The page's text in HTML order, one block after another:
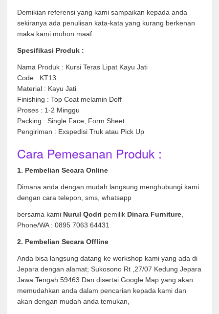
Demikian referensi yang kami sampaikan kepada anda
sekiranya ada penulisan kata-kata yang kurang berkenan
maka kami mohon maaf.
Spesifikasi Produk :
Nama Produk : Kursi Teras Lipat Kayu Jati
Code : KT13
Material : Kayu Jati
Finishing : Top Coat melamin Doff
Proses : 1-2 Minggu
Packing : Single Face, Form Sheet
Pengiriman : Exspedisi Truk atau Pick Up
Cara Pemesanan Produk :
1. Pembelian Secara Online
Dimana anda dengan mudah langsung menghubungi kami
dengan cara telepon, sms, whatsapp
bersama kami Nurul Qodri pemilik Dinara Furniture
Phone/WA : 0895 7063 64431
2. Pembelian Secara Offline
Anda bisa langsung datang ke workshop kami yang ada di
Jepara dengan alamat; Sukosono Rt ,27/07 Kedung Jepara
Jawa Tengah 59463 Dan disertai Google Map yang akan
memudahkan anda dalam pencarian kepada kami dan
akan dengan mudah anda temukan,